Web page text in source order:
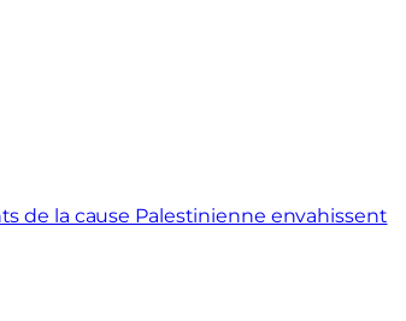
de la cause Palestinienne envahissent